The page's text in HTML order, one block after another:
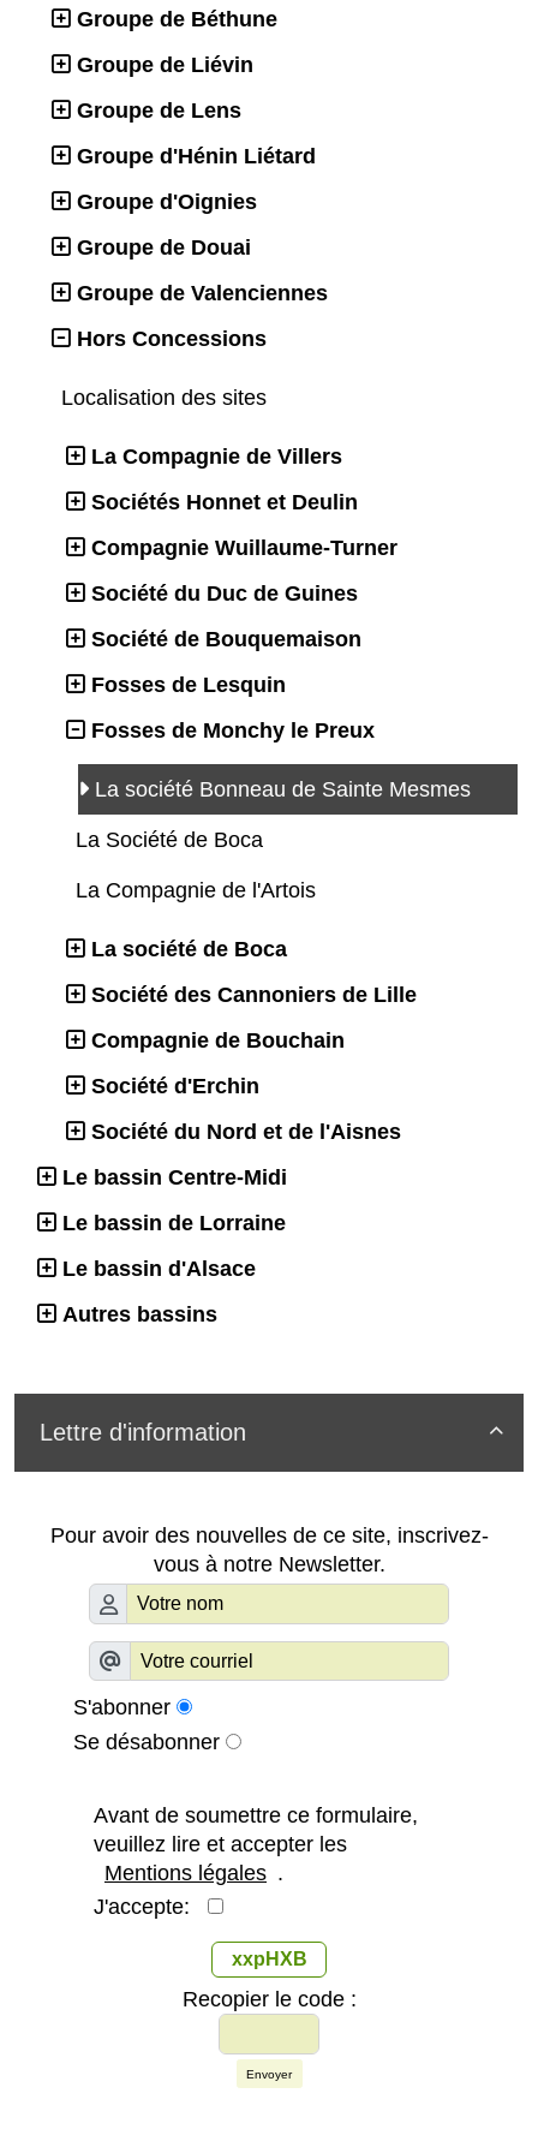
Groupe de Béthune
Groupe de Liévin
Groupe de Lens
Groupe d'Hénin Liétard
Groupe d'Oignies
Groupe de Douai
Groupe de Valenciennes
Hors Concessions
Localisation des sites
La Compagnie de Villers
Sociétés Honnet et Deulin
Compagnie Wuillaume-Turner
Société du Duc de Guines
Société de Bouquemaison
Fosses de Lesquin
Fosses de Monchy le Preux
La société Bonneau de Sainte Mesmes
La Société de Boca
La Compagnie de l'Artois
La société de Boca
Société des Cannoniers de Lille
Compagnie de Bouchain
Société d'Erchin
Société du Nord et de l'Aisnes
Le bassin Centre-Midi
Le bassin de Lorraine
Le bassin d'Alsace
Autres bassins

Lettre d'information
Pour avoir des nouvelles de ce site, inscrivez-
vous à notre Newsletter.
S'abonner
Se désabonner
Avant de soumettre ce formulaire,
veuillez lire et accepter les
Mentions légales .
J'accepte:
xxpHXB
Recopier le code :
Envoyer